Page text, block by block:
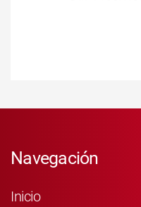
Navegación
Inicio